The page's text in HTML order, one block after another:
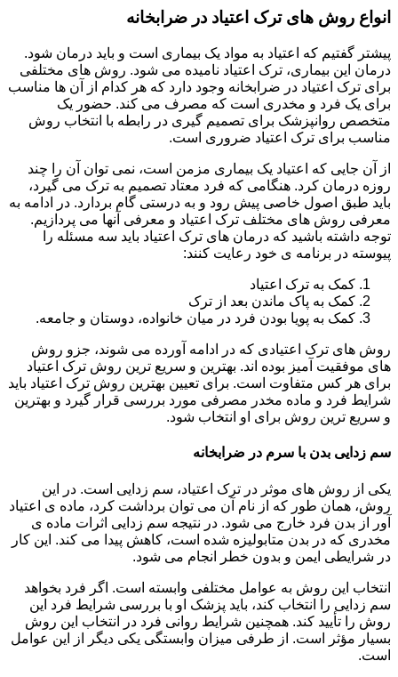
انواع روش های ترک اعتیاد در ضرابخانه
پیشتر گفتیم که اعتیاد به مواد یک بیماری است و باید درمان شود.
درمان این بیماری، ترک اعتیاد نامیده می شود. روش های مختلفی
برای ترک اعتیاد در ضرابخانه وجود دارد که هر کدام از آن ها مناسب
برای یک فرد و مخدری است که مصرف می کند. حضور یک
متخصص روانپزشک برای تصمیم گیری در رابطه با انتخاب روش
مناسب برای ترک اعتیاد ضروری است.
از آن جایی که اعتیاد یک بیماری مزمن است، نمی توان آن را چند
روزه درمان کرد. هنگامی که فرد معتاد تصمیم به ترک می گیرد،
باید طبق اصول خاصی پیش رود و به درستی گام بردارد. در ادامه به
معرفی روش های مختلف ترک اعتیاد و معرفی آنها می پردازیم.
توجه داشته باشید که درمان های ترک اعتیاد باید سه مسئله را
پیوسته در برنامه ی خود رعایت کنند:
کمک به ترک اعتیاد
کمک به پاک ماندن بعد از ترک
کمک به پویا بودن فرد در میان خانواده، دوستان و جامعه.
روش های ترک اعتیادی که در ادامه آورده می شوند، جزو روش
های موفقیت آمیز بوده اند. بهترین و سریع ترین روش ترک اعتیاد
برای هر کس متفاوت است. برای تعیین بهترین روش ترک اعتیاد باید
شرایط فرد و ماده مخدر مصرفی مورد بررسی قرار گیرد و بهترین
و سریع ترین روش برای او انتخاب شود.
سم زدایی بدن با سرم در ضرابخانه
یکی از روش های موثر در ترک اعتیاد، سم زدایی است. در این
روش، همان طور که از نام آن می توان برداشت کرد، ماده ی اعتیاد
آور از بدن فرد خارج می شود. در نتیجه سم زدایی اثرات ماده ی
مخدری که در بدن متابولیزه شده است، کاهش پیدا می کند. این کار
در شرایطی ایمن و بدون خطر انجام می شود.
انتخاب این روش به عوامل مختلفی وابسته است. اگر فرد بخواهد
سم زدایی را انتخاب کند، باید پزشک او با بررسی شرایط فرد این
روش را تأیید کند. همچنین شرایط روانی فرد در انتخاب این روش
بسیار مؤثر است. از طرفی میزان وابستگی یکی دیگر از این عوامل
است.